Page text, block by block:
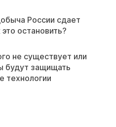
России сдает
остановить?
не существует или
будут защищать
технологии